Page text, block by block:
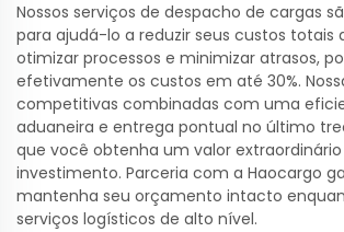
Nossos serviços de despacho de cargas
para ajudá-lo a reduzir seus custos totais
otimizar processos e minimizar atrasos,
efetivamente os custos em até 30%.
competitivas combinadas com uma
aduaneira e entrega pontual no último
que você obtenha um valor
investimento. Parceria com a Haocargo
mantenha seu orçamento intacto
serviços logísticos de alto nível.